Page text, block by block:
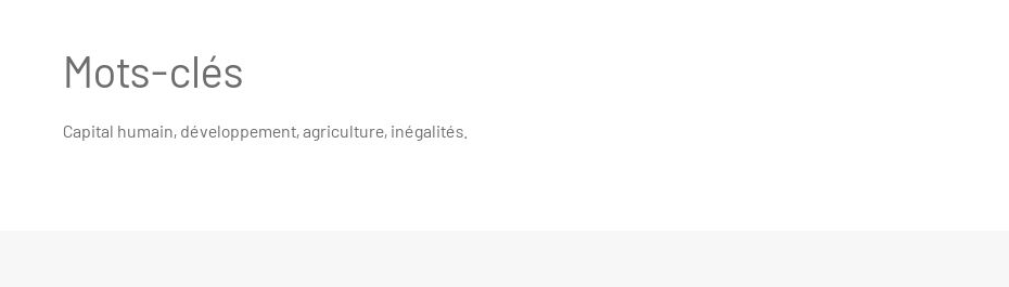
Mots-clés
Capital humain, développement, agriculture, inégalités.